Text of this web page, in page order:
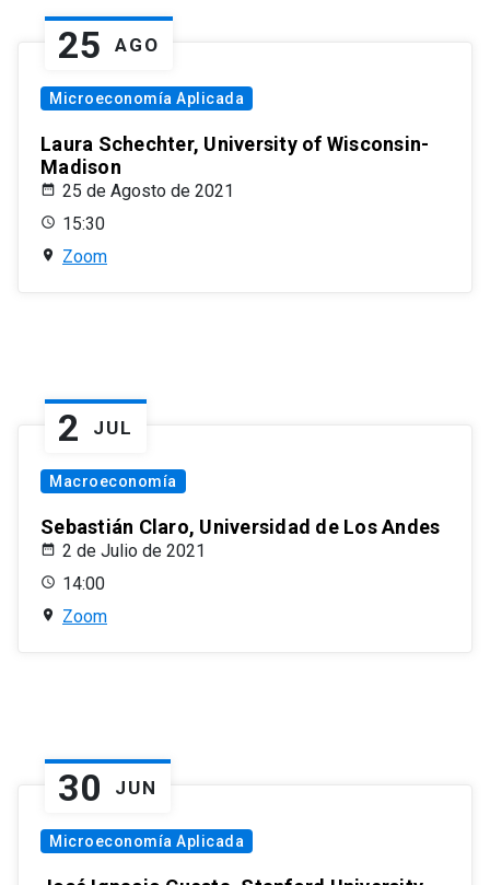
25 AGO
Microeconomía Aplicada
Laura Schechter, University of Wisconsin-
Madison
25 de Agosto de 2021
15:30
Zoom
2 JUL
Macroeconomía
Sebastián Claro, Universidad de Los Andes
2 de Julio de 2021
14:00
Zoom
30 JUN
Microeconomía Aplicada